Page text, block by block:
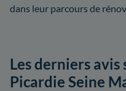
dans leur parcours de
Les derniers
Picardie Seine